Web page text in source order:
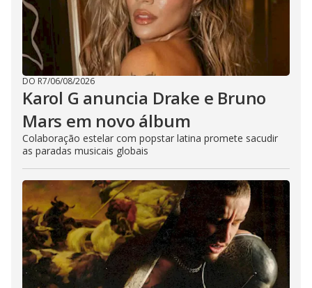
DO R7/06/08/2026
Karol G anuncia Drake e Bruno
Mars em novo álbum
Colaboração estelar com popstar latina promete sacudir
as paradas musicais globais